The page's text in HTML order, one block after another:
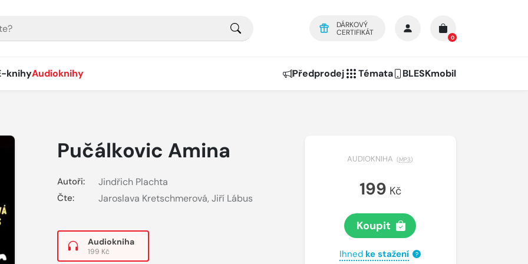
DÁRKOVÝ
CERTIFIKÁT
0
knihyAudioknihy Předprodej Témata BLESKmobil
Pučálkovic Amina
Autoři: Jindřich Plachta
Čte: Jaroslava Kretschmerová, Jiří Lábus
Audiokniha
199 Kč
AUDIOKNIHA (MP3)
199 Kč
Koupit
Ihned ke stažení ?